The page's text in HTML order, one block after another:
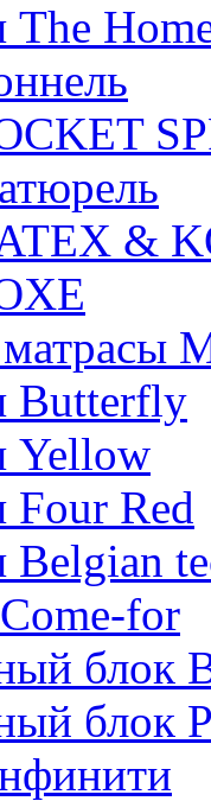
&
Butterfly
Yellow
Red
for
блок
блок